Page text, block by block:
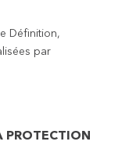
Définition,
par
PROTECTION